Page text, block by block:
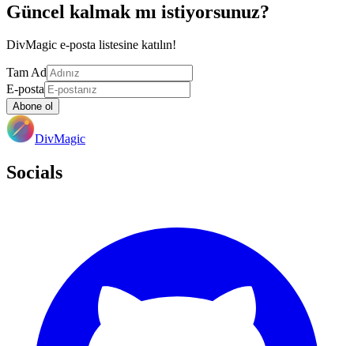
Güncel kalmak mı istiyorsunuz?
DivMagic e-posta listesine katılın!
Tam Ad
E-posta
Abone ol
DivMagic
Socials